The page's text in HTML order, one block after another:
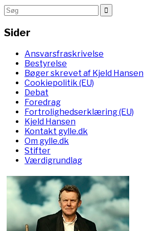
Sider
Ansvarsfraskrivelse
Bestyrelse
Bøger skrevet af Kjeld Hansen
Cookiepolitik (EU)
Debat
Foredrag
Fortrolighedserklæring (EU)
Kjeld Hansen
Kontakt gylle.dk
Om gylle.dk
Stifter
Værdigrundlag